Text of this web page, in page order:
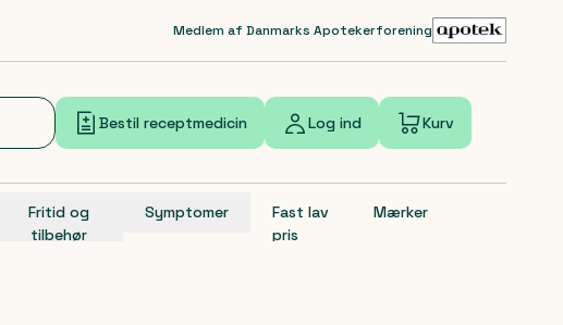
Medlem af Danmarks Apotekerforening
Bestil receptmedicin Log ind Kurv
Fritid og
tilbehør
Symptomer
Fast lav
pris
Mærker